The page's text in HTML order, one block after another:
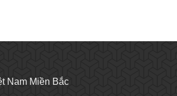
Nam Miền Bắc